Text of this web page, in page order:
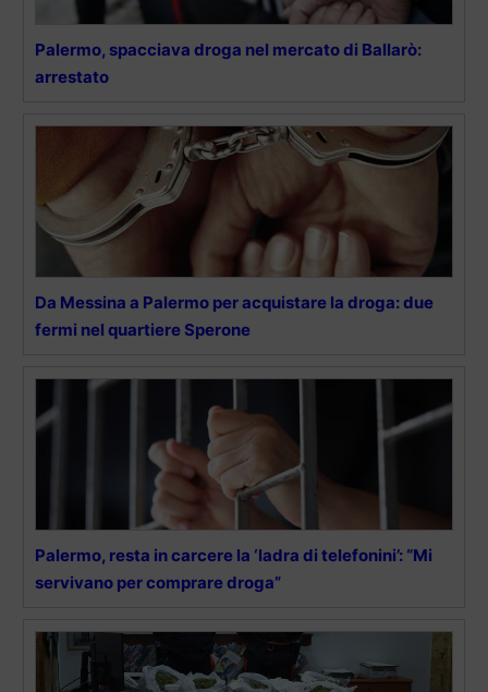
Palermo, spacciava droga nel mercato di Ballarò:
arrestato
Da Messina a Palermo per acquistare la droga: due
fermi nel quartiere Sperone
Palermo, resta in carcere la ‘ladra di telefonini’: “Mi
servivano per comprare droga”